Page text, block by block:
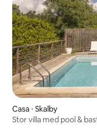
Casa ⋅ Skalby
Stor villa med pool &